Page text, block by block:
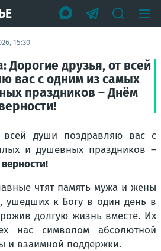
15:30
Дорогие друзья, от всей
вас с одним из самых
праздников – Днём
всей души поздравляю вас с
и душевных праздников –
чтят память мужа и жены
, ушедших к Богу в один день в
долгую жизнь вместе. Их
нас символом абсолютной
и взаимной поддержки.